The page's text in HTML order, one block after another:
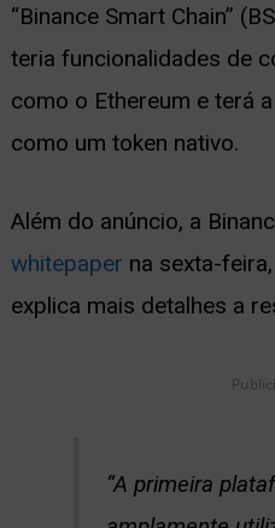
“Binance Smart Chain”
teria funcionalidades de
como o Ethereum e terá
como um token nativo.
Além do anúncio, a
whitepaper na sexta-
explica mais detalhes a
“A primeira